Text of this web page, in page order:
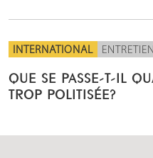
INTERNATIONAL ENTRETIEN
QUE SE PASSE-T-IL
TROP POLITISÉE?